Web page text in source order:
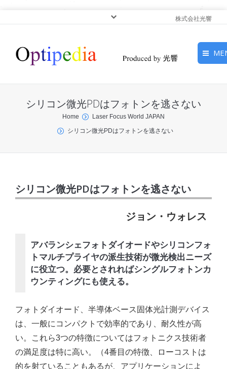
株式会社光響
ピックアップ
光基礎・光源
サービス
シリコン微光PDはフォトンを逃さない
You are here:Home
Laser Focus World JAPAN
シリコン微光PDはフォトンを逃さない
シリコン微光PDはフォトンを逃さない
ジョン・ウォレス
アバランシェフォトダイオードやシリコンフォ
トマルチプライヤの派生技術が微光検出ニーズ
に役立つ。必要とされればシングルフォトンカ
ウンティングにも使える。
フォトダイオード、半導体ベース固体光計測デバイス
は、一般にコンパクトで効率的であり、耐久性が高
い。これら3つの特徴についてはフォトニクス技術者
の満足度は特に高い。（4番目の特徴、ローコストは
的を射ていることもあるが、アプリケーションによ